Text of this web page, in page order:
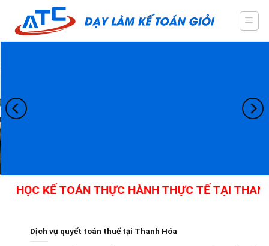
content
HỌC KẾ TOÁN THỰC HÀNH THỰC TẾ TẠI
Dịch vụ quyết toán thuế tại Thanh Hóa